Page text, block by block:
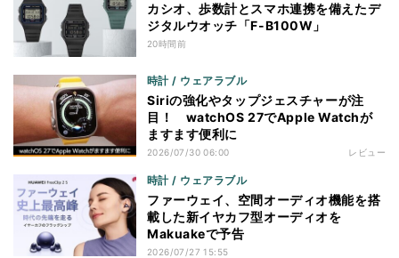
カシオ、歩数計とスマホ連携を備えたデ
ジタルウオッチ「F-B100W」
20時間前
時計 / ウェアラブル
Siriの強化やタップジェスチャーが注
目！ watchOS 27でApple Watchが
ますます便利に
2026/07/30 06:00 レビュー
時計 / ウェアラブル
ファーウェイ、空間オーディオ機能を搭
載した新イヤカフ型オーディオを
Makuakeで予告
2026/07/27 15:55